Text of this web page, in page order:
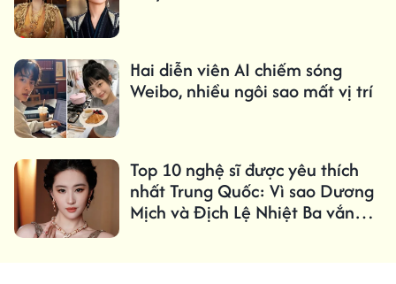
Hai diễn viên AI chiếm sóng
Weibo, nhiều ngôi sao mất vị trí
Top 10 nghệ sĩ được yêu thích
nhất Trung Quốc: Vì sao Dương
Mịch và Địch Lệ Nhiệt Ba vắng